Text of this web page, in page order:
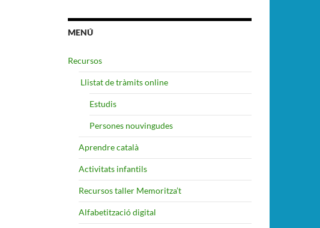
MENÚ
Recursos
​ Llistat de tràmits online
Estudis
Persones nouvingudes
Aprendre català
Activitats infantils
Recursos taller Memoritza’t
Alfabetització digital